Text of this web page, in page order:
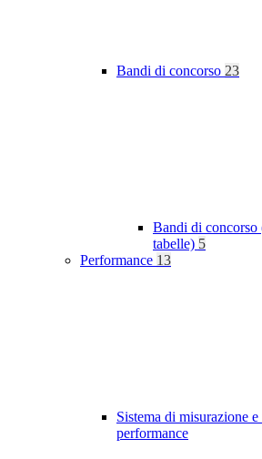
Bandi di concorso 23
Bandi di concorso
tabelle) 5
Performance 13
Sistema di misurazione
performance